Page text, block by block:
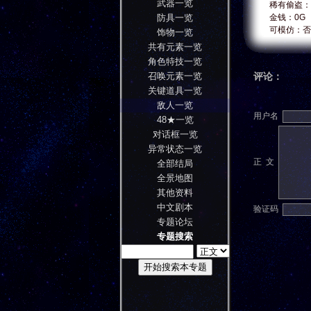
稀有偷盗
金钱：0G
可模仿：否
评论：
用户名
正 文
验证码
武器一览
防具一览
饰物一览
共有元素一览
角色特技一览
召唤元素一览
关键道具一览
敌人一览
48★一览
对话框一览
异常状态一览
全部结局
全景地图
其他资料
中文剧本
专题论坛
专题搜索